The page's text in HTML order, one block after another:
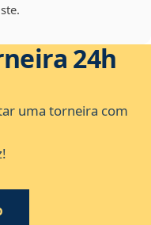
24h
uma torneira com